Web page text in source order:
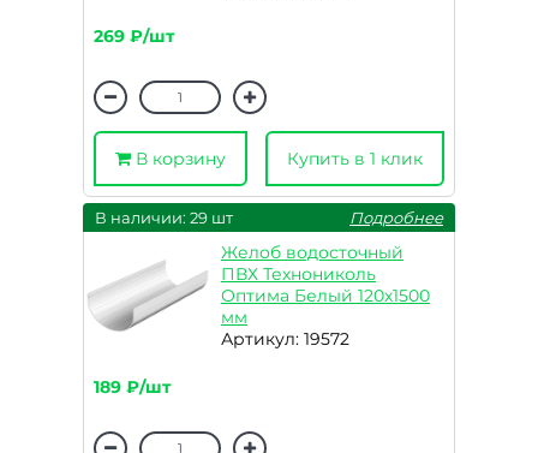
269 ₽/шт
В корзину Купить в 1 клик
В наличии: 29 шт Подробнее
Желоб водосточный
ПВХ Технониколь
Оптима Белый 120х1500
мм
Артикул: 19572
189 ₽/шт